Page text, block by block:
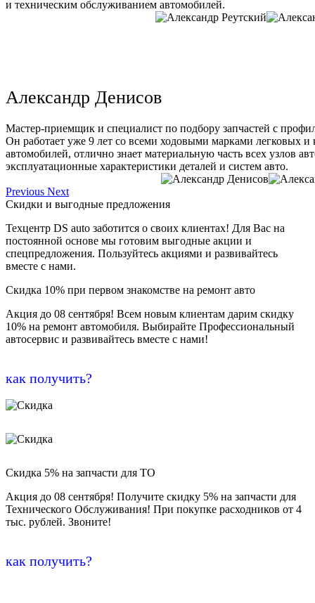
и техническим обслуживанием автомобилей.
Александр Денисов
Мастер-приемщик и специалист по подбору запчастей с
Он работает уже 9 лет со всеми ходовыми марками легковых и
автомобилей, отлично знает материальную часть всех узлов
эксплуатационные характеристики деталей и систем авто.
Previous Next
Скидки и выгодные предложения
Техцентр DS auto заботится о своих клиентах! Для Вас на
постоянной основе мы готовим выгодные акции и
спецпредложения. Пользуйтесь акциями и развивайтесь
вместе с нами.
Скидка 10% при первом знакомстве на ремонт авто
Акция до 08 сентября! Всем новым клиентам дарим скидку
10% на ремонт автомобиля. Выбирайте Профессиональный
автосервис и развивайтесь вместе с нами!
как получить?
Скидка 5% на запчасти для ТО
Акция до 08 сентября! Получите скидку 5% на запчасти для
Технического Обслуживания! При покупке расходников от 4
тыс. рублей. Звоните!
как получить?